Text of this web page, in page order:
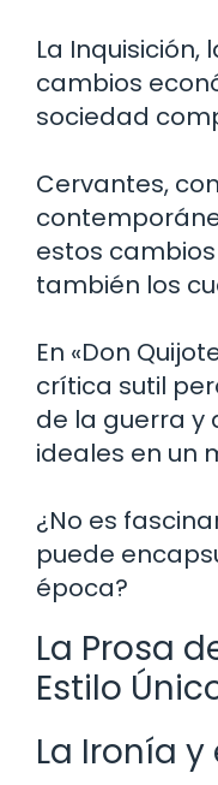
La Inquisición,
cambios
sociedad
Cervantes,
estos
también los
En «Don
crítica sutil
de la guerra y
ideales en un
¿No es
puede
época?
La Prosa
Estilo
La Ironía